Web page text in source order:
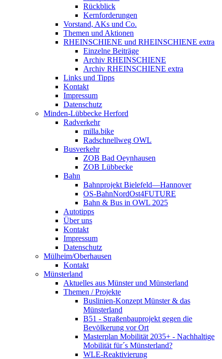
Rückblick
Kernforderungen
Vorstand, AKs und Co.
Themen und Aktionen
RHEINSCHIENE und RHEINSCHIENE extra
Einzelne Beiträge
Archiv RHEINSCHIENE
Archiv RHEINSCHIENE extra
Links und Tipps
Kontakt
Impressum
Datenschutz
Minden-Lübbecke Herford
Radverkehr
milla.bike
Radschnellweg OWL
Busverkehr
ZOB Bad Oeynhausen
ZOB Lübbecke
Bahn
Bahnprojekt Bielefeld—Hannover
OS-BahnNordOst4FUTURE
Bahn & Bus in OWL 2025
Autotipps
Über uns
Kontakt
Impressum
Datenschutz
Mülheim/Oberhausen
Kontakt
Münsterland
Aktuelles aus Münster und Münsterland
Themen / Projekte
Buslinien-Konzept Münster & das
Münsterland
B51 - Straßenbauprojekt gegen die
Bevölkerung vor Ort
Masterplan Mobilität 2035+ - Nachhaltige
Mobilität für´s Münsterland?
WLE-Reaktivierung